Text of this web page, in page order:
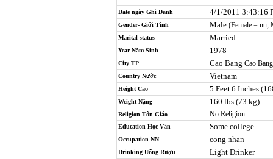
Date ngày Ghi Danh 4/1/2011 3:43:16
Gender- Giới Tính Male (Female = nu,
Marital status Married
Year Năm Sinh 1978
City TP Cao Bang Cao Bang
Country Nước Vietnam
Height Cao 5 Feet 6 Inches
Weight Nặng 160 lbs (73 kg)
Religion Tôn Giáo No Religion
Education Học-Vấn Some college
Occupation NN cong nhan
Drinking Uống Rượu Light Drinker